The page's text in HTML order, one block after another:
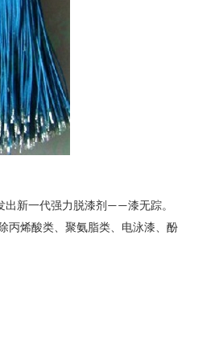
新一代强力脱漆剂 ——漆无踪。
丙烯酸类、聚氨脂类、电泳漆、酚